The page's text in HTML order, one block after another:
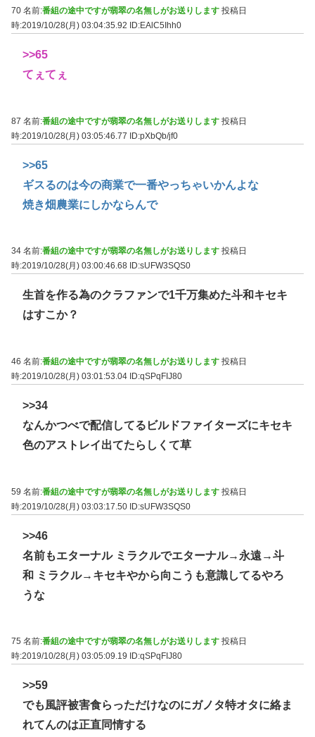
70 名前:番組の途中ですが翡翠の名無しがお送りします 投稿日
時:2019/10/28(月) 03:04:35.92
ID:EAlC5Ihh0
>>65
てぇてぇ
87 名前:番組の途中ですが翡翠の名無しがお送りします 投稿日
時:2019/10/28(月) 03:05:46.77 ID:pXbQb/jf0
>>65
ギスるのは今の商業で一番やっちゃいかんよな
焼き畑農業にしかならんで
34 名前:番組の途中ですが翡翠の名無しがお送りします 投稿日
時:2019/10/28(月) 03:00:46.68 ID:sUFW3SQS0
生首を作る為のクラファンで1千万集めた斗和キセキ
はすこか？
46 名前:番組の途中ですが翡翠の名無しがお送りします 投稿日
時:2019/10/28(月) 03:01:53.04 ID:qSPqFIJ80
>>34
なんかつべで配信してるビルドファイターズにキセキ
色のアストレイ出てたらしくて草
59 名前:番組の途中ですが翡翠の名無しがお送りします 投稿日
時:2019/10/28(月) 03:03:17.50 ID:sUFW3SQS0
>>46
名前もエターナル ミラクルでエターナル→永遠→斗
和 ミラクル→キセキやから向こうも意識してるやろ
うな
75 名前:番組の途中ですが翡翠の名無しがお送りします 投稿日
時:2019/10/28(月) 03:05:09.19
ID:qSPqFIJ80
>>59
でも風評被害食らっただけなのにガノタ特オタに絡ま
れてんのは正直同情する